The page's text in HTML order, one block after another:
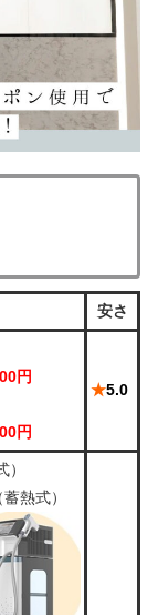
安さ
円
円
★5.0
熱式）